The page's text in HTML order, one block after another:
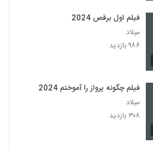
فیلم اول برقص 2024
میلاد
۹۸۶ بازدید
فیلم چگونه پرواز را آموختم 2024
میلاد
۳۰۸ بازدید